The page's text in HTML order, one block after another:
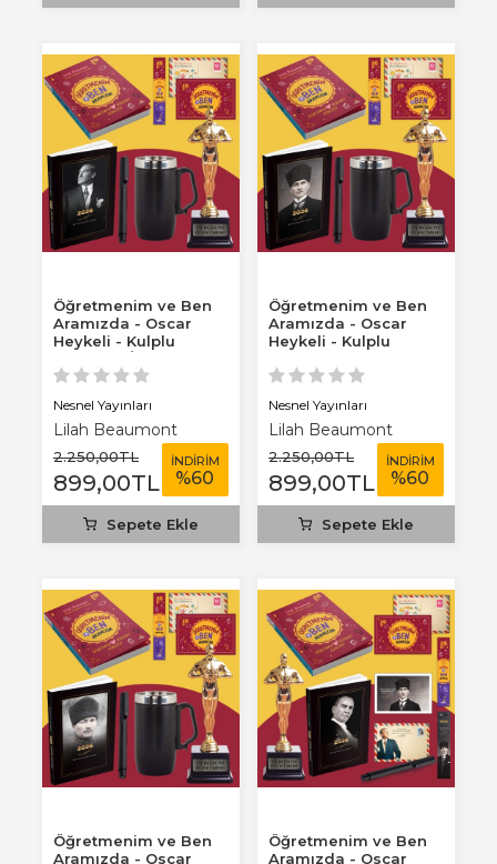
Öğretmenim ve Ben
Aramızda - Oscar
Heykeli - Kulplu
Nesnel Yayınları
Lilah Beaumont
2.250,00TL
899,00TL
İNDİRİM
%60
Sepete Ekle
Öğretmenim ve Ben
Aramızda - Oscar
Heykeli - Kulplu
Nesnel Yayınları
Lilah Beaumont
2.250,00TL
899,00TL
İNDİRİM
%60
Sepete Ekle
Öğretmenim ve Ben
Aramızda - Oscar
Öğretmenim ve Ben
Aramızda - Oscar